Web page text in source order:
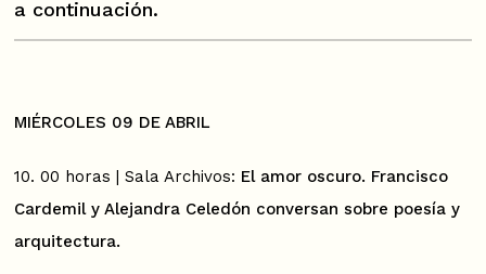
a continuación.
MIÉRCOLES 09 DE ABRIL
10. 00 horas | Sala Archivos: El amor oscuro. Francisco
Cardemil y Alejandra Celedón conversan sobre poesía y
arquitectura.